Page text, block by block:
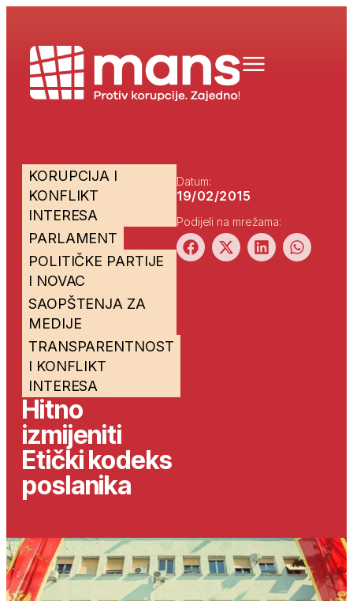
KORUPCIJA I
KONFLIKT
INTERESA
PARLAMENT
POLITIČKE PARTIJE
I NOVAC
SAOPŠTENJA ZA
MEDIJE
TRANSPARENTNOST
I KONFLIKT
INTERESA
Hitno
izmijeniti
Etički kodeks
poslanika
Datum:
19/02/2015
Podijeli na mrežama: